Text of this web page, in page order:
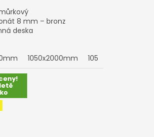
1050x7000mm
1050x4000mm 1050x5000mm
8 mm – bronz
deska
1050x2000mm 1050x3000mm